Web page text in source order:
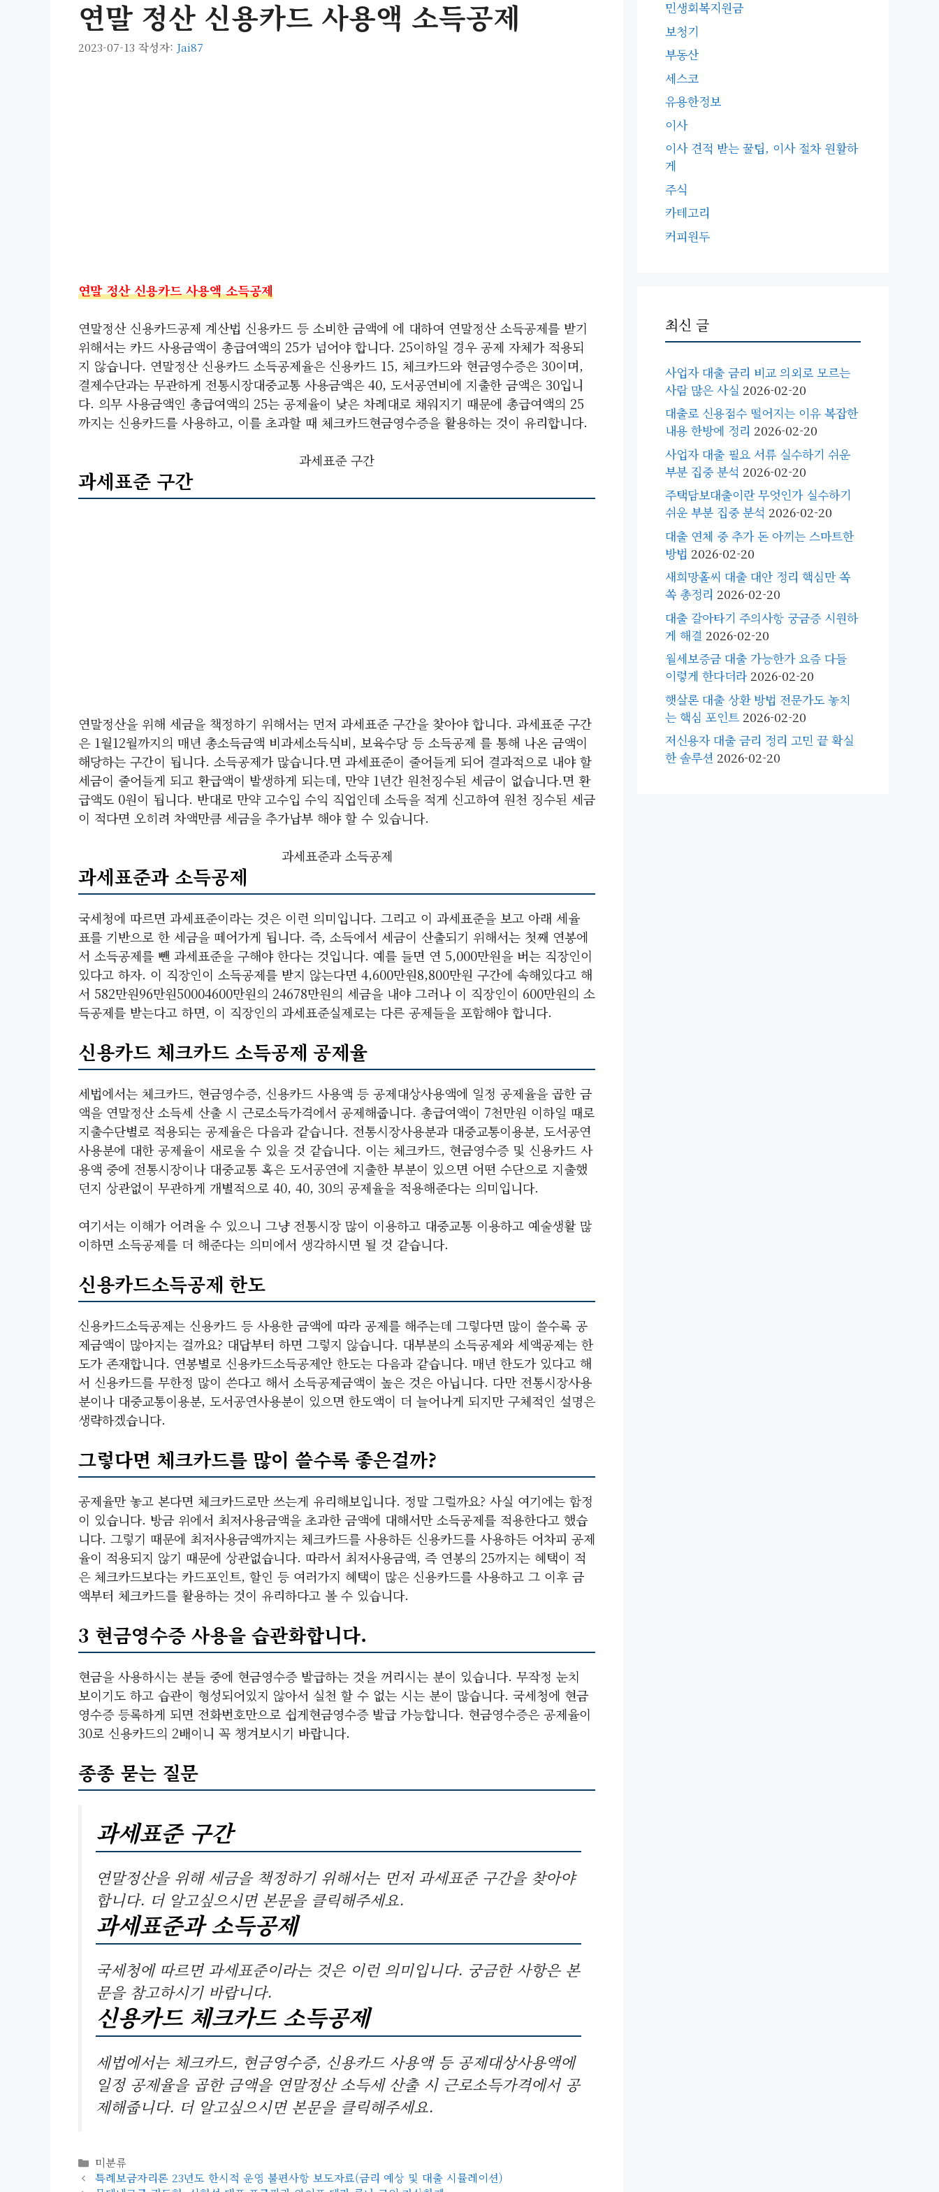
연말 정산 신용카드 사용액 소득공제
2023-07-13 작성자: Jai87
연말 정산 신용카드 사용액 소득공제
연말정산 신용카드공제 계산법 신용카드 등 소비한 금액에 에 대하여 연말정산 소득공제를 받기
위해서는 카드 사용금액이 총급여액의 25가 넘어야 합니다. 25이하일 경우 공제 자체가 적용되
지 않습니다. 연말정산 신용카드 소득공제율은 신용카드 15, 체크카드와 현금영수증은 30이며,
결제수단과는 무관하게 전통시장대중교통 사용금액은 40, 도서공연비에 지출한 금액은 30입니
다. 의무 사용금액인 총급여액의 25는 공제율이 낮은 차례대로 채워지기 때문에 총급여액의 25
까지는 신용카드를 사용하고, 이를 초과할 때 체크카드현금영수증을 활용하는 것이 유리합니다.
과세표준 구간
과세표준 구간
연말정산을 위해 세금을 책정하기 위해서는 먼저 과세표준 구간을 찾아야 합니다. 과세표준 구간
은 1월12월까지의 매년 총소득금액 비과세소득식비, 보육수당 등 소득공제 를 통해 나온 금액이
해당하는 구간이 됩니다. 소득공제가 많습니다.면 과세표준이 줄어들게 되어 결과적으로 내야 할
세금이 줄어들게 되고 환급액이 발생하게 되는데, 만약 1년간 원천징수된 세금이 없습니다.면 환
급액도 0원이 됩니다. 반대로 만약 고수입 수익 직업인데 소득을 적게 신고하여 원천 징수된 세금
이 적다면 오히려 차액만큼 세금을 추가납부 해야 할 수 있습니다.
과세표준과 소득공제
과세표준과 소득공제
국세청에 따르면 과세표준이라는 것은 이런 의미입니다. 그리고 이 과세표준을 보고 아래 세율
표를 기반으로 한 세금을 떼어가게 됩니다. 즉, 소득에서 세금이 산출되기 위해서는 첫째 연봉에
서 소득공제를 뺀 과세표준을 구해야 한다는 것입니다. 예를 들면 연 5,000만원을 버는 직장인이
있다고 하자. 이 직장인이 소득공제를 받지 않는다면 4,600만원8,800만원 구간에 속해있다고 해
서 582만원96만원50004600만원의 24678만원의 세금을 내야 그러나 이 직장인이 600만원의 소
득공제를 받는다고 하면, 이 직장인의 과세표준실제로는 다른 공제들을 포함해야 합니다.
신용카드 체크카드 소득공제 공제율
세법에서는 체크카드, 현금영수증, 신용카드 사용액 등 공제대상사용액에 일정 공제율을 곱한 금
액을 연말정산 소득세 산출 시 근로소득가격에서 공제해줍니다. 총급여액이 7천만원 이하일 때로
지출수단별로 적용되는 공제율은 다음과 같습니다. 전통시장사용분과 대중교통이용분, 도서공연
사용분에 대한 공제율이 새로울 수 있을 것 같습니다. 이는 체크카드, 현금영수증 및 신용카드 사
용액 중에 전통시장이나 대중교통 혹은 도서공연에 지출한 부분이 있으면 어떤 수단으로 지출했
던지 상관없이 무관하게 개별적으로 40, 40, 30의 공제율을 적용해준다는 의미입니다.
여기서는 이해가 어려울 수 있으니 그냥 전통시장 많이 이용하고 대중교통 이용하고 예술생활 많
이하면 소득공제를 더 해준다는 의미에서 생각하시면 될 것 같습니다.
신용카드소득공제 한도
신용카드소득공제는 신용카드 등 사용한 금액에 따라 공제를 해주는데 그렇다면 많이 쓸수록 공
제금액이 많아지는 걸까요? 대답부터 하면 그렇지 않습니다. 대부분의 소득공제와 세액공제는 한
도가 존재합니다. 연봉별로 신용카드소득공제안 한도는 다음과 같습니다. 매년 한도가 있다고 해
서 신용카드를 무한정 많이 쓴다고 해서 소득공제금액이 높은 것은 아닙니다. 다만 전통시장사용
분이나 대중교통이용분, 도서공연사용분이 있으면 한도액이 더 늘어나게 되지만 구체적인 설명은
생략하겠습니다.
그렇다면 체크카드를 많이 쓸수록 좋은걸까?
공제율만 놓고 본다면 체크카드로만 쓰는게 유리해보입니다. 정말 그럴까요? 사실 여기에는 함정
이 있습니다. 방금 위에서 최저사용금액을 초과한 금액에 대해서만 소득공제를 적용한다고 했습
니다. 그렇기 때문에 최저사용금액까지는 체크카드를 사용하든 신용카드를 사용하든 어차피 공제
율이 적용되지 않기 때문에 상관없습니다. 따라서 최저사용금액, 즉 연봉의 25까지는 혜택이 적
은 체크카드보다는 카드포인트, 할인 등 여러가지 혜택이 많은 신용카드를 사용하고 그 이후 금
액부터 체크카드를 활용하는 것이 유리하다고 볼 수 있습니다.
3 현금영수증 사용을 습관화합니다.
현금을 사용하시는 분들 중에 현금영수증 발급하는 것을 꺼리시는 분이 있습니다. 무작정 눈치
보이기도 하고 습관이 형성되어있지 않아서 실천 할 수 없는 시는 분이 많습니다. 국세청에 현금
영수증 등록하게 되면 전화번호만으로 쉽게현금영수증 발급 가능합니다. 현금영수증은 공제율이
30로 신용카드의 2배이니 꼭 챙겨보시기 바랍니다.
종종 묻는 질문
과세표준 구간
연말정산을 위해 세금을 책정하기 위해서는 먼저 과세표준 구간을 찾아야
합니다. 더 알고싶으시면 본문을 클릭해주세요.
과세표준과 소득공제
국세청에 따르면 과세표준이라는 것은 이런 의미입니다. 궁금한 사항은 본
문을 참고하시기 바랍니다.
신용카드 체크카드 소득공제
세법에서는 체크카드, 현금영수증, 신용카드 사용액 등 공제대상사용액에
일정 공제율을 곱한 금액을 연말정산 소득세 산출 시 근로소득가격에서 공
제해줍니다. 더 알고싶으시면 본문을 클릭해주세요.
카
테
미분류
특례보금자리론 23년도 한시적 운영 불편사항 보도자료(금리 예상 및 대출 시뮬레이션)
민생회복지원금
보청기
부동산
세스코
유용한정보
이사
이사 견적 받는 꿀팁, 이사 절차 원활하
게
주식
카테고리
커피원두
최신 글
사업자 대출 금리 비교 의외로 모르는
사람 많은 사실 2026-02-20
대출로 신용점수 떨어지는 이유 복잡한
내용 한방에 정리 2026-02-20
사업자 대출 필요 서류 실수하기 쉬운
부분 집중 분석 2026-02-20
주택담보대출이란 무엇인가 실수하기
쉬운 부분 집중 분석 2026-02-20
대출 연체 중 추가 돈 아끼는 스마트한
방법 2026-02-20
새희망홀씨 대출 대안 정리 핵심만 쏙
쏙 총정리 2026-02-20
대출 갈아타기 주의사항 궁금증 시원하
게 해결 2026-02-20
월세보증금 대출 가능한가 요즘 다들
이렇게 한다더라 2026-02-20
햇살론 대출 상환 방법 전문가도 놓치
는 핵심 포인트 2026-02-20
저신용자 대출 금리 정리 고민 끝 확실
한 솔루션 2026-02-20